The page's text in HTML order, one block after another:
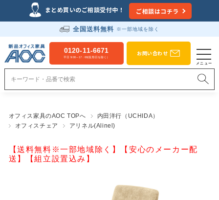
まとめ買いのご相談受付中！ ご相談はコチラ
全国送料無料 ※一部地域を除く
0120-11-6671
平日 9:00～17：00(祝祭日を除く）
お問い合わせ
オフィス家具のAOC TOPへ
内田洋行（UCHIDA）
オフィスチェア
アリネル(Alinel)
【送料無料※一部地域除く】【安心のメーカー配
送】【組立設置込み】